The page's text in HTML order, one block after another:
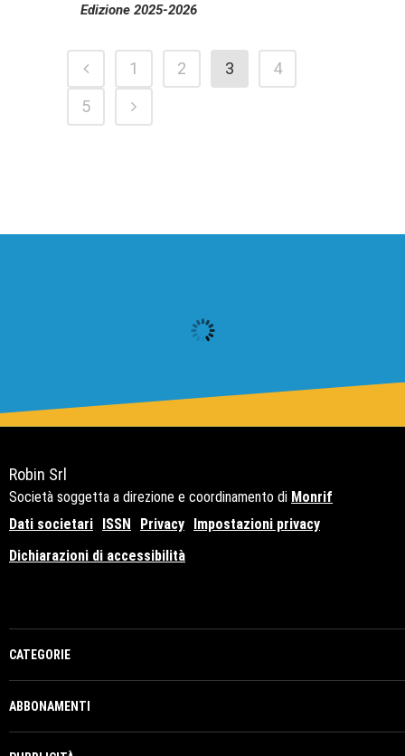
Edizione 2025-2026
1 2 3
4
5
Robin Srl
Società soggetta a direzione e coordinamento di Monrif
Dati societari
ISSN Privacy
Impostazioni privacy
Dichiarazioni di accessibilità
CATEGORIE
ABBONAMENTI